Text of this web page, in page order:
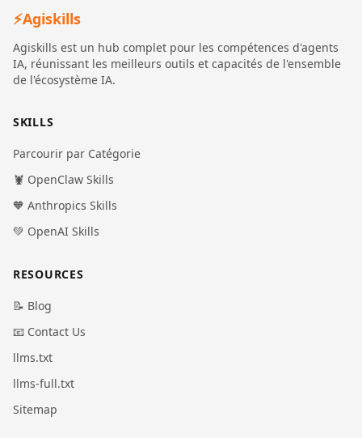
⚡Agiskills
Agiskills est un hub complet pour les compétences d'agents
IA, réunissant les meilleurs outils et capacités de l'ensemble
de l'écosystème IA.
SKILLS
Parcourir par Catégorie
🦞 OpenClaw Skills
🧡 Anthropics Skills
💚 OpenAI Skills
RESOURCES
📝 Blog
📧 Contact Us
llms.txt
llms-full.txt
Sitemap